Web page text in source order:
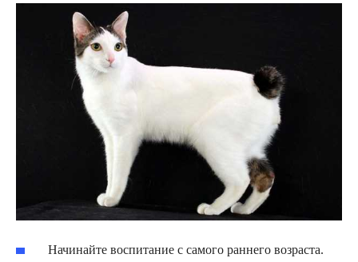
Начинайте воспитание с самого раннего возраста.